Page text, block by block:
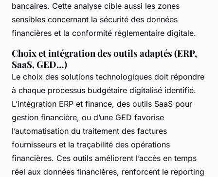
bancaires. Cette analyse cible aussi les zones
sensibles concernant la sécurité des données
financières et la conformité réglementaire digitale.
Choix et intégration des outils adaptés (ERP,
SaaS, GED…)
Le choix des solutions technologiques doit répondre
à chaque processus budgétaire digitalisé identifié.
L’intégration ERP et finance, des outils SaaS pour
gestion financière, ou d’une GED favorise
l’automatisation du traitement des factures
fournisseurs et la traçabilité des opérations
financières. Ces outils améliorent l’accès en temps
réel aux données financières, renforcent le reporting